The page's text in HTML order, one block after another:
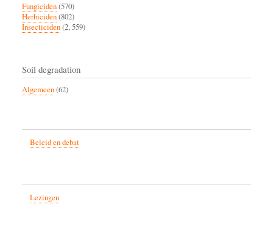
Fungiciden(570)
Herbiciden(802)
Insecticiden(2, 559)
Soil degradation
Algemeen(62)
Beleid en debat
Lezingen